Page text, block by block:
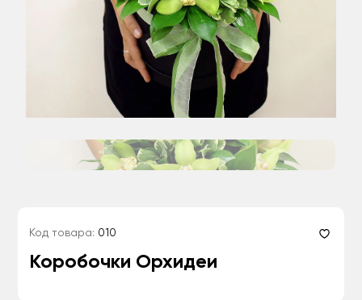
Код товара: 010
Коробочки Орхидеи